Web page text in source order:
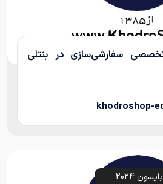
سفارشی‌سازی در بنتلی
khodroshop-